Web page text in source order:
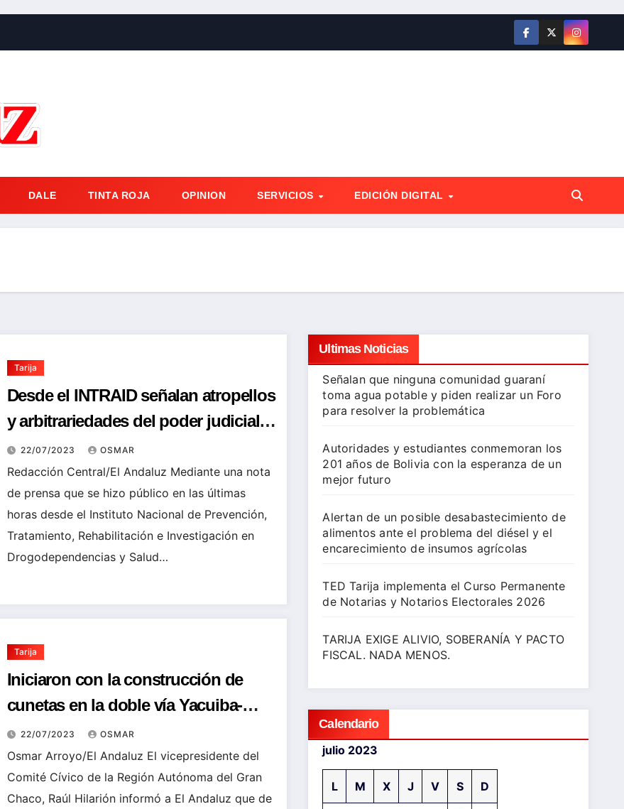
DALE TINTA ROJA OPINION SERVICIOS EDICIÓN DIGITAL
Tarija
Desde el INTRAID señalan atropellos
y arbitrariedades del poder judicial y
el Ministerio Público
22/07/2023 OSMAR
Redacción Central/El Andaluz Mediante una nota
de prensa que se hizo público en las últimas
horas desde el Instituto Nacional de Prevención,
Tratamiento, Rehabilitación e Investigación en
Drogodependencias y Salud…
Tarija
Iniciaron con la construcción de
cunetas en la doble vía Yacuiba-
Campo Pajoso
22/07/2023 OSMAR
Osmar Arroyo/El Andaluz El vicepresidente del
Comité Cívico de la Región Autónoma del Gran
Chaco, Raúl Hilarión informó a El Andaluz que de
Ultimas Noticias
Señalan que ninguna comunidad guaraní
toma agua potable y piden realizar un Foro
para resolver la problemática
Autoridades y estudiantes conmemoran los
201 años de Bolivia con la esperanza de un
mejor futuro
Alertan de un posible desabastecimiento de
alimentos ante el problema del diésel y el
encarecimiento de insumos agrícolas
TED Tarija implementa el Curso Permanente
de Notarias y Notarios Electorales 2026
TARIJA EXIGE ALIVIO, SOBERANÍA Y PACTO
FISCAL. NADA MENOS.
Calendario
julio 2023
L M X J V S D